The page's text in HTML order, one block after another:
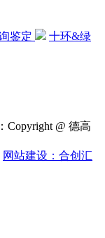
鉴定
十环&绿
Copyright @ 德高
网站建设：合创汇